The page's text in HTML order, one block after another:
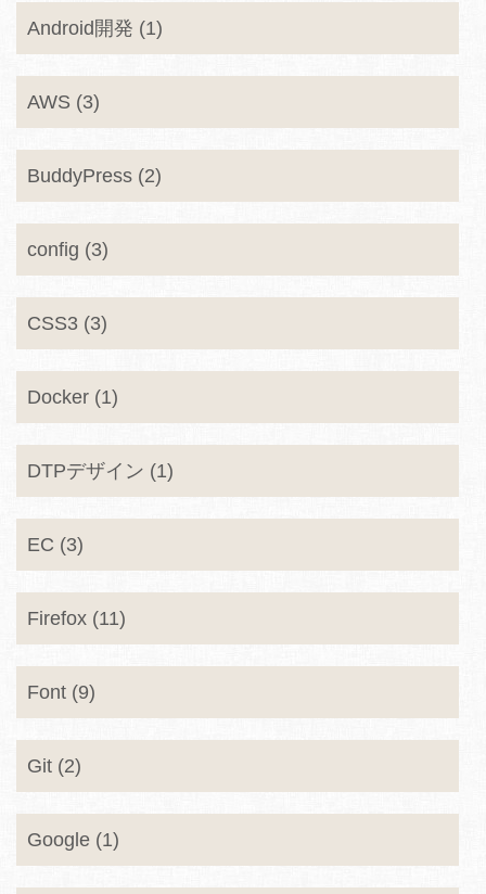
Android開発 (1)
AWS (3)
BuddyPress (2)
config (3)
CSS3 (3)
Docker (1)
DTPデザイン (1)
EC (3)
Firefox (11)
Font (9)
Git (2)
Google (1)